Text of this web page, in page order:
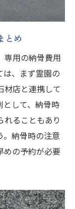
見極める方
認ポイント
最終ガイド
とめ
専用の納骨費用
は、まず霊園の
材店と連携して
として、納骨時
れることもあり
。納骨時の注意
めの予約が必要